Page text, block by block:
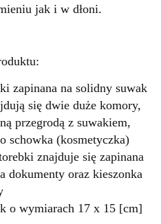
jak i w dłoni.
zapinana na solidny suwak
się dwie duże komory,
przegrodą z suwakiem,
schowka (kosmetyczka)
znajduje się zapinana
dokumenty oraz kieszonka
o wymiarach 17 x 15 [cm]